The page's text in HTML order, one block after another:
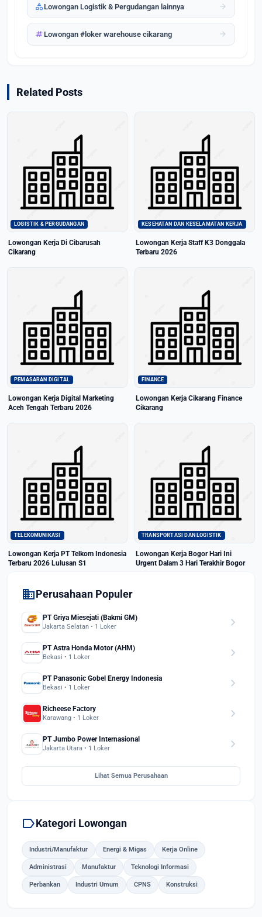
categoryLowongan Logistik & Pergudangan lainnya arrow_forward
tagLowongan #loker warehouse cikarang arrow_forward
Related Posts
LOGISTIK & PERGUDANGAN
Lowongan Kerja Di Cibarusah
Cikarang
KESEHATAN DAN KESELAMATAN KERJA
Lowongan Kerja Staff K3 Donggala
Terbaru 2026
PEMASARAN DIGITAL
Lowongan Kerja Digital Marketing
Aceh Tengah Terbaru 2026
FINANCE
Lowongan Kerja Cikarang Finance
Cikarang
TELEKOMUNIKASI
Lowongan Kerja PT Telkom Indonesia
Terbaru 2026 Lulusan S1
TRANSPORTASI DAN LOGISTIK
Lowongan Kerja Bogor Hari Ini
Urgent Dalam 3 Hari Terakhir Bogor
domainPerusahaan Populer
PT Griya Miesejati (Bakmi GM)
Jakarta Selatan • 1 Loker chevron_right
PT Astra Honda Motor (AHM)
Bekasi • 1 Loker chevron_right
PT Panasonic Gobel Energy Indonesia
Bekasi • 1 Loker chevron_right
Richeese Factory
Karawang • 1 Loker chevron_right
PT Jumbo Power Internasional
Jakarta Utara • 1 Loker chevron_right
Lihat Semua Perusahaan
labelKategori Lowongan
Industri/Manufaktur Energi & Migas Kerja Online
Administrasi Manufaktur Teknologi Informasi
Perbankan Industri Umum CPNS Konstruksi